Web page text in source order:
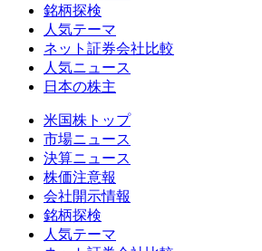
銘柄探検
人気テーマ
ネット証券会社比較
人気ニュース
日本の株主
米国株トップ
市場ニュース
決算ニュース
株価注意報
会社開示情報
銘柄探検
人気テーマ